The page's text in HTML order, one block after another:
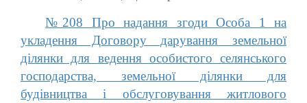
№208 Про надання згоди Особа 1 на
укладення Договору дарування земельної
ділянки для ведення особистого селянського
господарства, земельної ділянки для
будівництва і обслуговування житлового